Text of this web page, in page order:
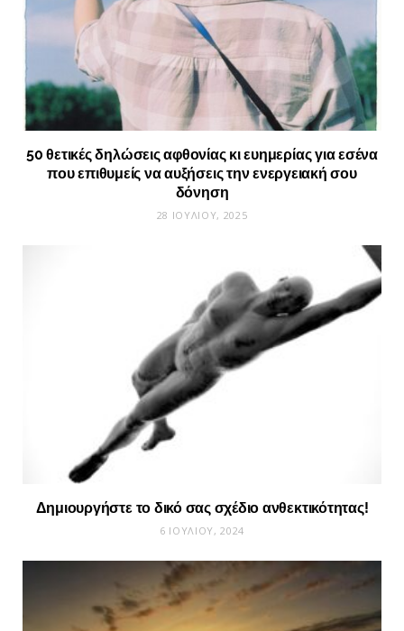
50 θετικές δηλώσεις αφθονίας κι ευημερίας για εσένα
που επιθυμείς να αυξήσεις την ενεργειακή σου
δόνηση
28 ΙΟΥΛΊΟΥ, 2025
Δημιουργήστε το δικό σας σχέδιο ανθεκτικότητας!
6 ΙΟΥΛΊΟΥ, 2024